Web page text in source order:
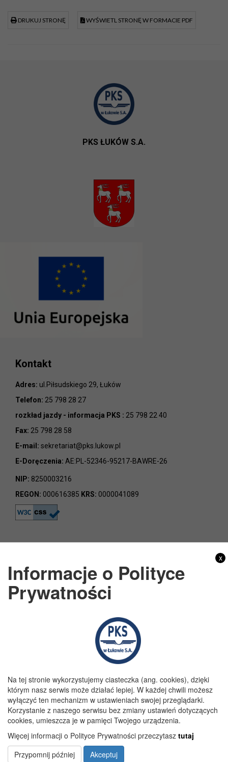
DRUKUJ STRONĘ WYŚWIETL STRONĘ W FORMACIE PDF
PKS ŁUKÓW S.A.
Kontakt
Adres: ul.Piłsudskiego 29, Łuków
Telefon: 25 798 28 27
rozkład jazdy - informacja PKS : 25 798 22 40
Fax: 25 798 28 58
E-mail: sekretariat@pks.lukow.pl
E-Doręczenia: AE:PL-52346-95217-BAWRE-26
NIP: 8250003216
REGON: 000616385 KRS: 0000041089
Poniedziałek:7:00 - 15:00
Wtorek:
7:00 - 15:00
Środa:
Copyright 2019@ PKS Łuków S.A.
x
Informacje o Polityce
Prywatności
Na tej stronie wykorzystujemy ciasteczka (ang. cookies), dzięki
którym nasz serwis może działać lepiej. W każdej chwili możesz
wyłączyć ten mechanizm w ustawieniach swojej przeglądarki.
Korzystanie z naszego serwisu bez zmiany ustawień dotyczących
cookies, umieszcza je w pamięci Twojego urządzenia.
Więcej informacji o Polityce Prywatności przeczytasz tutaj
Przypomnij później
Akceptuj